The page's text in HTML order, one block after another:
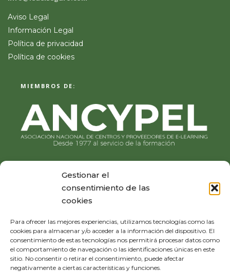
Gestionar el
consentimiento de las
cookies
Para ofrecer las mejores experiencias, utilizamos tecnologías como las
cookies para almacenar y/o acceder a la información del dispositivo. El
consentimiento de estas tecnologías nos permitirá procesar datos como
el comportamiento de navegación o las identificaciones únicas en este
sitio. No consentir o retirar el consentimiento, puede afectar
negativamente a ciertas características y funciones.
Aviso Legal
Información Legal
Política de privacidad
Política de cookies
MIEMBROS DE: